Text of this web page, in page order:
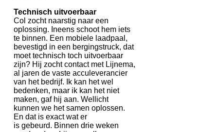
Technisch uitvoerbaar
Col zocht naarstig naar een
oplossing. Ineens schoot hem iets
te binnen. Een mobiele laadpaal,
bevestigd in een bergingstruck, dat
moet technisch toch uitvoerbaar
zijn? Hij zocht contact met Lijnema,
al jaren de vaste acculeverancier
van het bedrijf. Ik kan het wel
bedenken, maar ik kan het niet
maken, gaf hij aan. Wellicht
kunnen we het samen oplossen.
En dat is exact wat er
is gebeurd. Binnen drie weken